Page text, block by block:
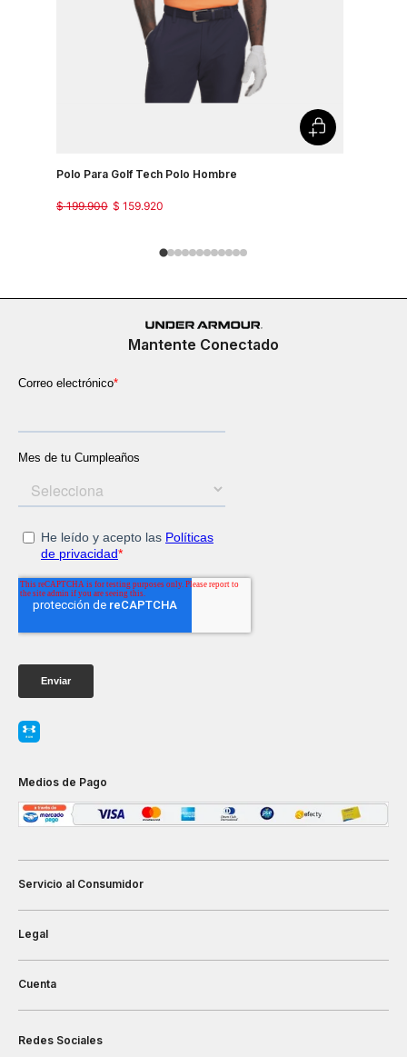
Polo Para Golf Tech Polo Hombre
$ 159.920
$ 199.900
Mantente Conectado
Medios de Pago
Servicio al Consumidor
Legal
Cuenta
Redes Sociales